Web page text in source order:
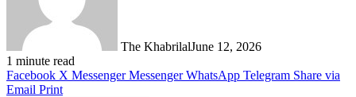
The KhabrilalJune 12, 2026
1 minute read
Facebook X Messenger Messenger WhatsApp Telegram Share via
Email Print